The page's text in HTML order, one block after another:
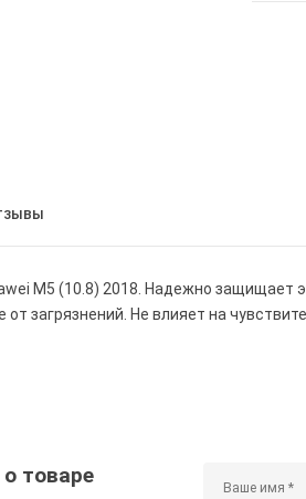
M5 (10.8) 2018. Надежно защищает
от загрязнений. Не влияет на
товаре